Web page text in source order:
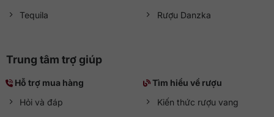
Tequila Rượu Danzka
Trung tâm trợ giúp
Hỗ trợ mua hàng
Hỏi và đáp
Tìm hiểu về rượu
Kiến thức rượu vang